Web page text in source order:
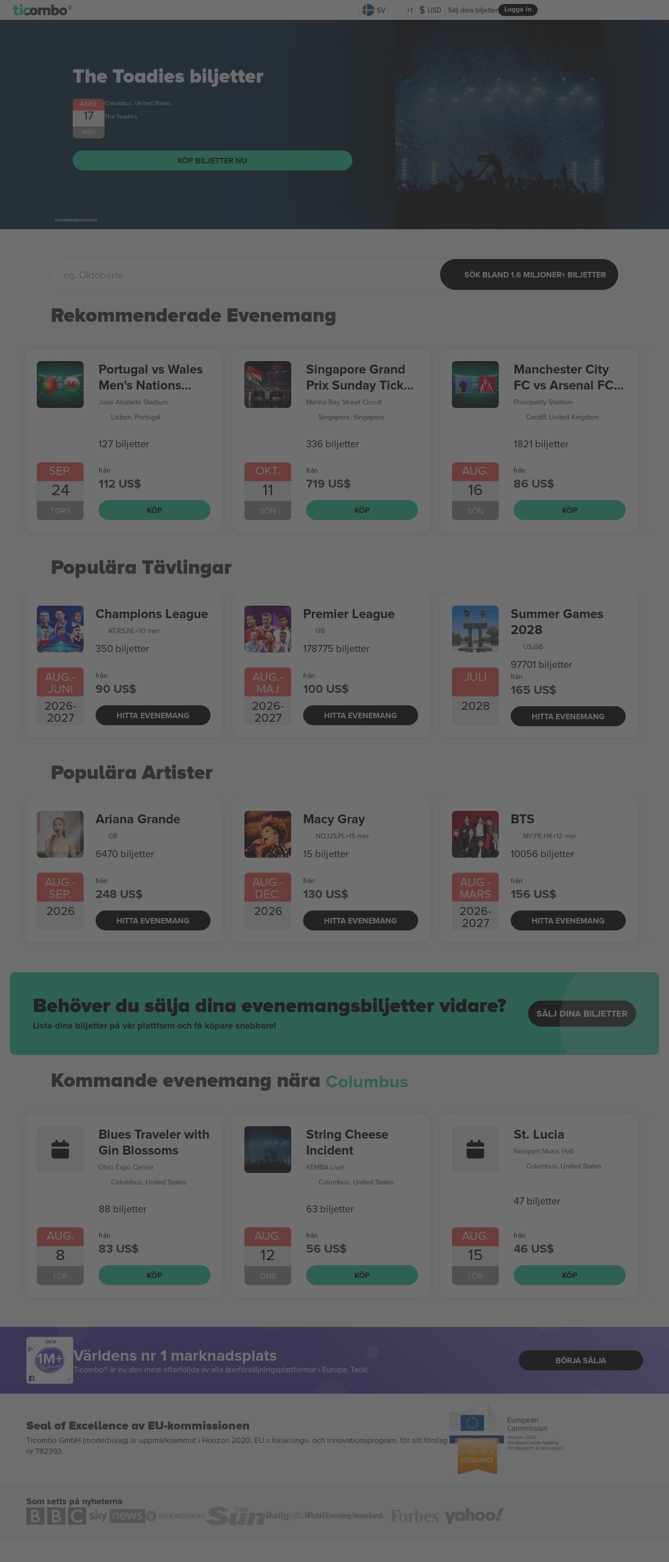
SV +1 USD Logga in
Sälj dina biljetter
The Toadies biljetter
AUG.
17
MÅN
Columbus, United States
The Toadies
KÖP BILJETTER NU
SÖK BLAND 1.6 MILJONER+ BILJETTER
Rekommenderade Evenemang
SEP.
24
TORS
Portugal vs Wales
Men's Nations
League
José Alvalade Stadium
Lisbon, Portugal
127 biljetter
från
112 US$
KÖP
OKT.
11
SÖN
Singapore Grand
Prix Sunday Ticket
Formula 1
Marina Bay Street Circuit
Singapore, Singapore
336 biljetter
från
719 US$
KÖP
AUG.
16
SÖN
Manchester City
FC vs Arsenal FC
FA Community
Shield 2026
Principality Stadium
Cardiff, United Kingdom
1821 biljetter
från
86 US$
KÖP
Populära Tävlingar
AUG.-
JUNI
2026-
2027
Champions League
AT,RS,NL+10 mer
350 biljetter
från
90 US$
HITTA EVENEMANG
AUG.-
MAJ
2026-
2027
Premier League
GB
178775 biljetter
från
100 US$
HITTA EVENEMANG
JULI
2028
Summer Games
2028
US,GB
97701 biljetter
från
165 US$
HITTA EVENEMANG
Populära Artister
AUG.-
SEP.
2026
Ariana Grande
GB
6470 biljetter
från
248 US$
HITTA EVENEMANG
AUG.-
DEC.
2026
Macy Gray
NO,US,PL+15 mer
15 biljetter
från
130 US$
HITTA EVENEMANG
AUG.-
MARS
2026-
2027
BTS
MY,PE,HK+12 mer
10056 biljetter
från
156 US$
HITTA EVENEMANG
Behöver du sälja dina evenemangsbiljetter vidare?
Lista dina biljetter på vår plattform och få köpare snabbare!
SÄLJ DINA BILJETTER
Kommande evenemang nära Columbus
AUG.
8
LÖR
Blues Traveler with
Gin Blossoms
Ohio Expo Center
Columbus, United States
88 biljetter
från
83 US$
KÖP
AUG.
12
ONS
String Cheese
Incident
KEMBA Live!
Columbus, United States
63 biljetter
från
56 US$
KÖP
AUG.
15
LÖR
St. Lucia
Newport Music Hall
Columbus, United States
47 biljetter
från
46 US$
KÖP
TACK!
Världens nr 1 marknadsplats
Ticombo® är nu den mest efterföljda av alla återförsäljningsplattformar i Europa. Tack!
BÖRJA SÄLJA
Seal of Excellence av EU-kommissionen
Ticombo GmbH (moderbolag) är uppmärksammat i Horizon 2020, EU:s forsknings- och innovationsprogram, för sitt förslag
nr 782393.
Som setts på nyheterna